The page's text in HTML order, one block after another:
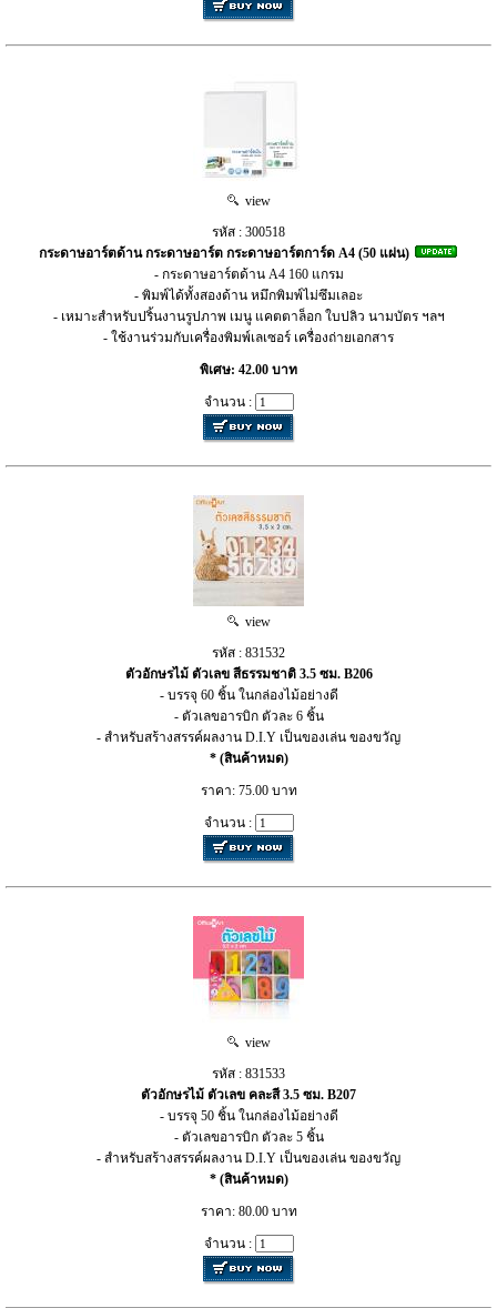
view
รหัส : 300518
กระดาษอาร์ตด้าน กระดาษอาร์ต กระดาษอาร์ตการ์ด A4 (50 แผ่น)
- กระดาษอาร์ตด้าน A4 160 แกรม
- พิมพ์ได้ทั้งสองด้าน หมึกพิมพ์ไม่ซึมเลอะ
- เหมาะสำหรับปริ้นงานรูปภาพ เมนู แคตตาล็อก ใบปลิว นามบัตร ฯลฯ
- ใช้งานร่วมกับเครื่องพิมพ์เลเซอร์ เครื่องถ่ายเอกสาร
พิเศษ: 42.00 บาท
จำนวน :
view
รหัส : 831532
ตัวอักษรไม้ ตัวเลข สีธรรมชาติ 3.5 ซม. B206
- บรรจุ 60 ชิ้น ในกล่องไม้อย่างดี
- ตัวเลขอารบิก ตัวละ 6 ชิ้น
- สำหรับสร้างสรรค์ผลงาน D.I.Y เป็นของเล่น ของขวัญ
* (สินค้าหมด)
ราคา: 75.00 บาท
จำนวน :
view
รหัส : 831533
ตัวอักษรไม้ ตัวเลข คละสี 3.5 ซม. B207
- บรรจุ 50 ชิ้น ในกล่องไม้อย่างดี
- ตัวเลขอารบิก ตัวละ 5 ชิ้น
- สำหรับสร้างสรรค์ผลงาน D.I.Y เป็นของเล่น ของขวัญ
* (สินค้าหมด)
ราคา: 80.00 บาท
จำนวน :